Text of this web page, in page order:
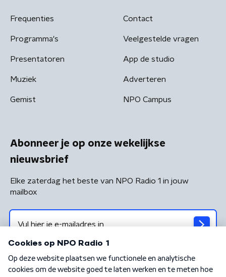
Frequenties
Programma's
Presentatoren
Muziek
Gemist
Contact
Veelgestelde vragen
App de studio
Adverteren
NPO Campus
Abonneer je op onze wekelijkse
nieuwsbrief
Elke zaterdag het beste van NPO Radio 1 in jouw
mailbox